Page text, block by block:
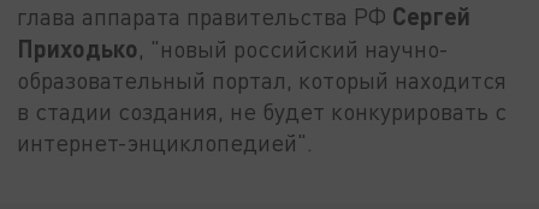
глава аппарата правительства РФ Сергей
Приходько, "новый российский научно-
образовательный портал, который находится
в стадии создания, не будет конкурировать с
интернет-энциклопедией".